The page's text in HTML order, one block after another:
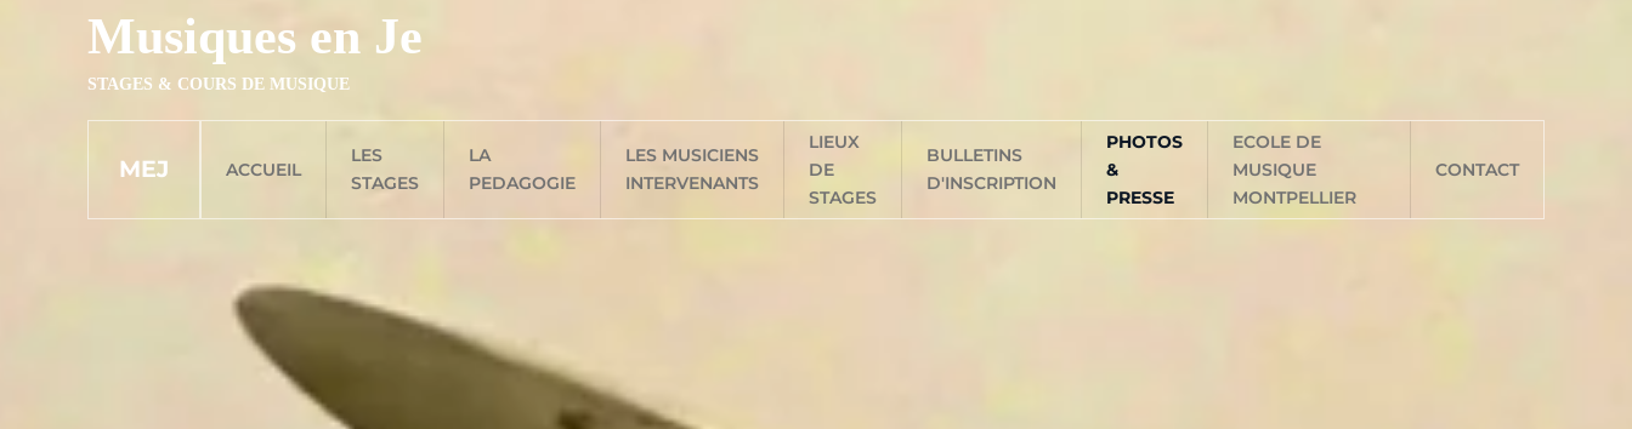
Accéder au contenu principal
Musiques en Je
STAGES & COURS DE MUSIQUE
MEJ ACCUEIL
LES
STAGES
LA
PEDAGOGIE
LES MUSICIENS
INTERVENANTS
LIEUX
DE
STAGES
BULLETINS
D'INSCRIPTION
PHOTOS
&
PRESSE
ECOLE DE
MUSIQUE
MONTPELLIER
CONTACT